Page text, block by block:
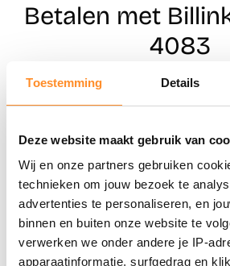
Toestemming Details
Deze website maakt gebruik van
Wij en onze partners gebruiken
technieken om jouw bezoek te
advertenties te personaliseren, en
binnen en buiten onze website te
verwerken we onder andere je IP-
apparaatinformatie, surfgedrag en
Betalen met
4083
Naar winkels